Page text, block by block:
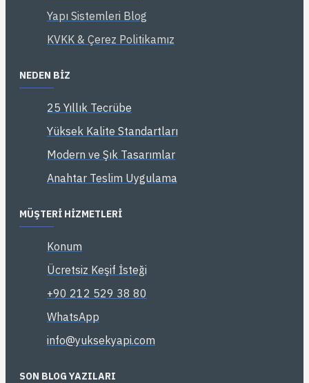
Yapı Sistemleri Blog
KVKK & Çerez Politikamız
NEDEN BIZ
25 Yıllık Tecrübe
Yüksek Kalite Standartları
Modern ve Şık Tasarımlar
Anahtar Teslim Uygulama
MÜŞTERI HIZMETLERI
Konum
Ücretsiz Keşif İsteği
+90 212 529 38 80
WhatsApp
info@yuksekyapi.com
SON BLOG YAZILARI